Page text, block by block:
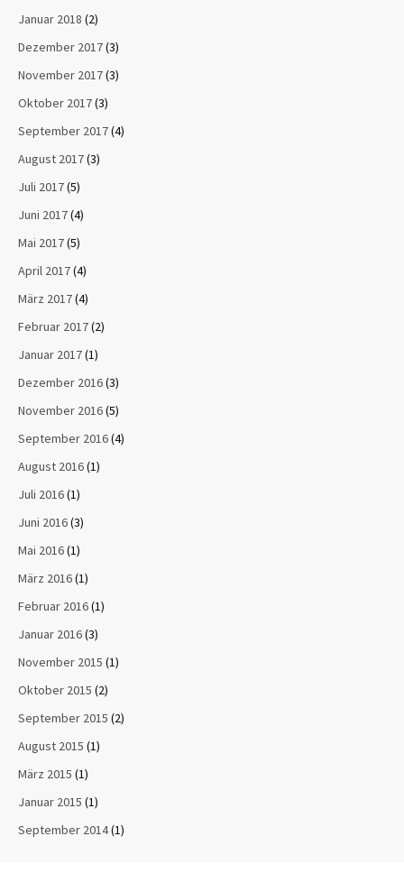
Januar 2018 (2)
Dezember 2017(3)
November 2017(3)
Oktober 2017(3)
September 2017(4)
August 2017(3)
Juli 2017(5)
Juni 2017(4)
Mai 2017(5)
April 2017(4)
März 2017(4)
Februar 2017(2)
Januar 2017(1)
Dezember 2016(3)
November 2016(5)
September 2016(4)
August 2016(1)
Juli 2016(1)
Juni 2016(3)
Mai 2016(1)
März 2016(1)
Februar 2016(1)
Januar 2016(3)
November 2015 (1)
Oktober 2015 (2)
September 2015 (2)
August 2015 (1)
März 2015 (1)
Januar 2015 (1)
September 2014(1)